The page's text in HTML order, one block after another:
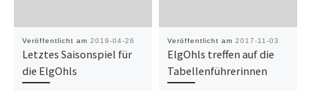
Veröffentlicht am 2019-04-26
Letztes Saisonspiel für
die ElgOhls
Veröffentlicht am 2017-11-03
ElgOhls treffen auf die
Tabellenführerinnen